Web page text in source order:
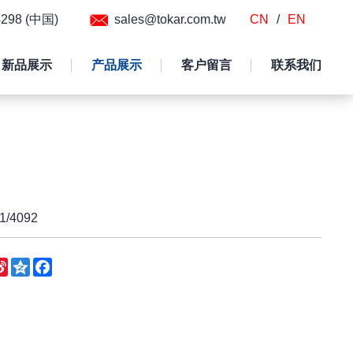
新品展示 产品展示 客户留言 联系我们
(中国) sales@tokar.com.tw CN / EN
4092
Sina
Weibo
QzoneFacebook